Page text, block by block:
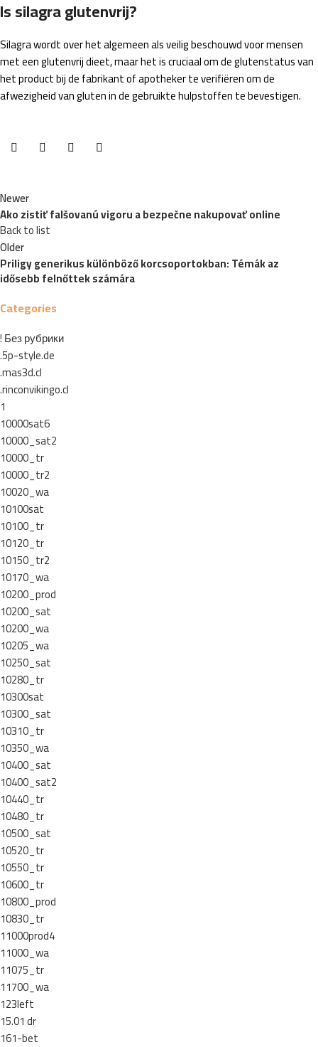
Is silagra glutenvrij?
Silagra wordt over het algemeen als veilig beschouwd voor mensen
met een glutenvrij dieet, maar het is cruciaal om de glutenstatus van
het product bij de fabrikant of apotheker te verifiëren om de
afwezigheid van gluten in de gebruikte hulpstoffen te bevestigen.
Newer
Ako zistiť falšovanú vigoru a bezpečne nakupovať online
Back to list
Older
Priligy generikus különböző korcsoportokban: Témák az
idősebb felnőttek számára
Categories
! Без рубрики
.5p-style.de
.mas3d.cl
.rinconvikingo.cl
1
10000sat6
10000_sat2
10000_tr
10000_tr2
10020_wa
10100sat
10100_tr
10120_tr
10150_tr2
10170_wa
10200_prod
10200_sat
10200_wa
10205_wa
10250_sat
10280_tr
10300sat
10300_sat
10310_tr
10350_wa
10400_sat
10400_sat2
10440_tr
10480_tr
10500_sat
10520_tr
10550_tr
10600_tr
10800_prod
10830_tr
11000prod4
11000_wa
11075_tr
11700_wa
123left
15.01 dr
161-bet